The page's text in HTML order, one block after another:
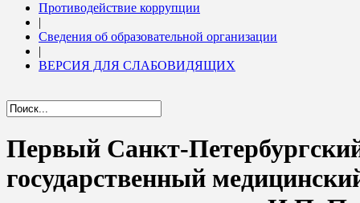
Противодействие коррупции
|
Сведения об образовательной организации
|
ВЕРСИЯ ДЛЯ СЛАБОВИДЯЩИХ
Первый Санкт-
государственный